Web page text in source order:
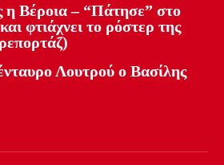
η Βέροια – “Πάτησε” στο
φτιάχνει το ρόστερ της
Λουτρού ο Βασίλης